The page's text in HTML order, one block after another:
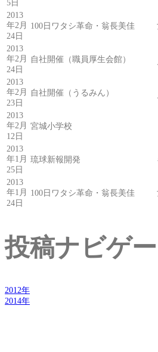
5日
2013
年2月
24日
100日ワタシ革命・翁長美佳
2013
年2月
24日
自社開催（職員厚生会館）
2013
年2月
23日
自社開催（うるみん）
2013
年2月
12日
宮城小学校
2013
年1月
25日
琉球新報開発
2013
年1月
24日
100日ワタシ革命・翁長美佳
投稿ナビゲ
2012年
2014年